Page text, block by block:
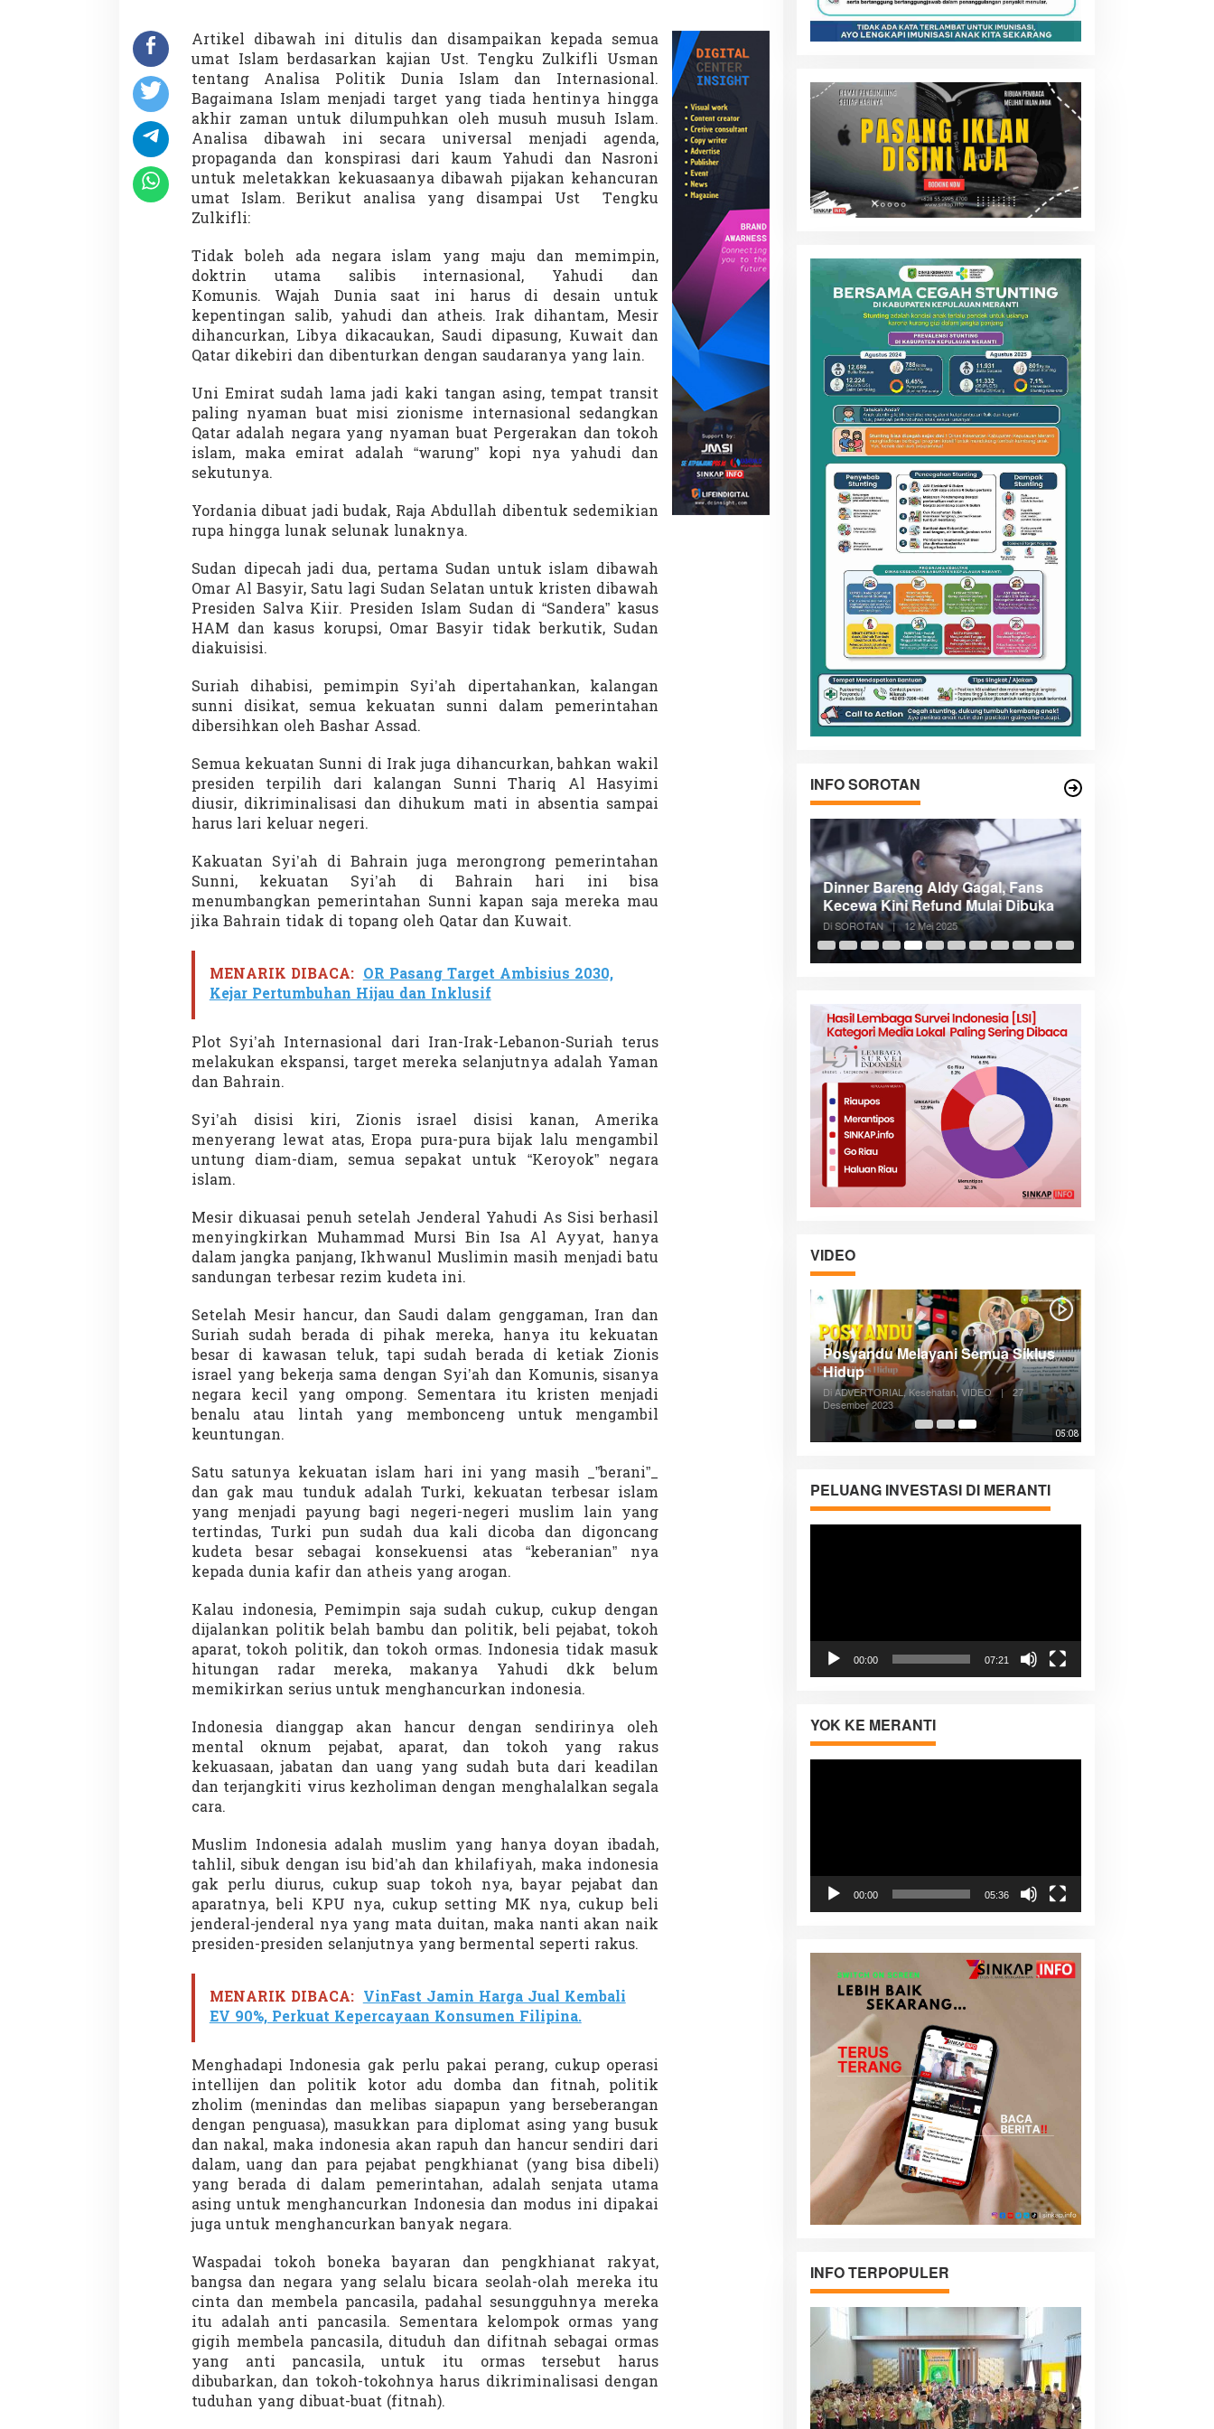
y
o
r
i
t
a
s
P
e
n
d
u
k
n
g
B
e
a
g
a
m
a
I
l
a
m
Artikel dibawah ini ditulis dan disampaikan kepada semua
umat Islam berdasarkan kajian Ust. Tengku Zulkifli Usman
tentang Analisa Politik Dunia Islam dan Internasional.
Bagaimana Islam menjadi target yang tiada hentinya hingga
akhir zaman untuk dilumpuhkan oleh musuh musuh Islam.
Analisa dibawah ini secara universal menjadi agenda,
propaganda dan konspirasi dari kaum Yahudi dan Nasroni
untuk meletakkan kekuasaanya dibawah pijakan kehancuran
umat Islam. Berikut analisa yang disampai Ust Tengku
Zulkifli:
Tidak boleh ada negara islam yang maju dan memimpin,
doktrin utama salibis internasional, Yahudi dan
Komunis. Wajah Dunia saat ini harus di desain untuk
kepentingan salib, yahudi dan atheis. Irak dihantam, Mesir
dihancurkan, Libya dikacaukan, Saudi dipasung, Kuwait dan
Qatar dikebiri dan dibenturkan dengan saudaranya yang lain.
Uni Emirat sudah lama jadi kaki tangan asing, tempat transit
paling nyaman buat misi zionisme internasional sedangkan
Qatar adalah negara yang nyaman buat Pergerakan dan tokoh
islam, maka emirat adalah “warung” kopi nya yahudi dan
sekutunya.
Yordania dibuat jadi budak, Raja Abdullah dibentuk sedemikian
rupa hingga lunak selunak lunaknya.
Sudan dipecah jadi dua, pertama Sudan untuk islam dibawah
Omar Al Basyir, Satu lagi Sudan Selatan untuk kristen dibawah
Presiden Salva Kiir. Presiden Islam Sudan di “Sandera” kasus
HAM dan kasus korupsi, Omar Basyir tidak berkutik, Sudan
diakuisisi.
Suriah dihabisi, pemimpin Syi’ah dipertahankan, kalangan
sunni disikat, semua kekuatan sunni dalam pemerintahan
dibersihkan oleh Bashar Assad.
Semua kekuatan Sunni di Irak juga dihancurkan, bahkan wakil
presiden terpilih dari kalangan Sunni Thariq Al Hasyimi
diusir, dikriminalisasi dan dihukum mati in absentia sampai
harus lari keluar negeri.
Kakuatan Syi’ah di Bahrain juga merongrong pemerintahan
Sunni, kekuatan Syi’ah di Bahrain hari ini bisa
menumbangkan pemerintahan Sunni kapan saja mereka mau
jika Bahrain tidak di topang oleh Qatar dan Kuwait.
MENARIK DIBACA: OR Pasang Target Ambisius 2030,
Kejar Pertumbuhan Hijau dan Inklusif
Plot Syi’ah Internasional dari Iran-Irak-Lebanon-Suriah terus
melakukan ekspansi, target mereka selanjutnya adalah Yaman
dan Bahrain.
Syi’ah disisi kiri, Zionis israel disisi kanan, Amerika
menyerang lewat atas, Eropa pura-pura bijak lalu mengambil
untung diam-diam, semua sepakat untuk “Keroyok” negara
islam.
Mesir dikuasai penuh setelah Jenderal Yahudi As Sisi berhasil
menyingkirkan Muhammad Mursi Bin Isa Al Ayyat, hanya
dalam jangka panjang, Ikhwanul Muslimin masih menjadi batu
sandungan terbesar rezim kudeta ini.
Setelah Mesir hancur, dan Saudi dalam genggaman, Iran dan
Suriah sudah berada di pihak mereka, hanya itu kekuatan
besar di kawasan teluk, tapi sudah berada di ketiak Zionis
israel yang bekerja sama dengan Syi’ah dan Komunis, sisanya
negara kecil yang ompong. Sementara itu kristen menjadi
benalu atau lintah yang membonceng untuk mengambil
keuntungan.
Satu satunya kekuatan islam hari ini yang masih _”berani”_
dan gak mau tunduk adalah Turki, kekuatan terbesar islam
yang menjadi payung bagi negeri-negeri muslim lain yang
tertindas, Turki pun sudah dua kali dicoba dan digoncang
kudeta besar sebagai konsekuensi atas “keberanian” nya
kepada dunia kafir dan atheis yang arogan.
Kalau indonesia, Pemimpin saja sudah cukup, cukup dengan
dijalankan politik belah bambu dan politik, beli pejabat, tokoh
aparat, tokoh politik, dan tokoh ormas. Indonesia tidak masuk
hitungan radar mereka, makanya Yahudi dkk belum
memikirkan serius untuk menghancurkan indonesia.
Indonesia dianggap akan hancur dengan sendirinya oleh
mental oknum pejabat, aparat, dan tokoh yang rakus
kekuasaan, jabatan dan uang yang sudah buta dari keadilan
dan terjangkiti virus kezholiman dengan menghalalkan segala
cara.
Muslim Indonesia adalah muslim yang hanya doyan ibadah,
tahlil, sibuk dengan isu bid’ah dan khilafiyah, maka indonesia
gak perlu diurus, cukup suap tokoh nya, bayar pejabat dan
aparatnya, beli KPU nya, cukup setting MK nya, cukup beli
jenderal-jenderal nya yang mata duitan, maka nanti akan naik
presiden-presiden selanjutnya yang bermental seperti rakus.
MENARIK DIBACA: VinFast Jamin Harga Jual Kembali
EV 90%, Perkuat Kepercayaan Konsumen Filipina.
Menghadapi Indonesia gak perlu pakai perang, cukup operasi
intellijen dan politik kotor adu domba dan fitnah, politik
zholim (menindas dan melibas siapapun yang berseberangan
dengan penguasa), masukkan para diplomat asing yang busuk
dan nakal, maka indonesia akan rapuh dan hancur sendiri dari
dalam, uang dan para pejabat pengkhianat (yang bisa dibeli)
yang berada di dalam pemerintahan, adalah senjata utama
asing untuk menghancurkan Indonesia dan modus ini dipakai
juga untuk menghancurkan banyak negara.
Waspadai tokoh boneka bayaran dan pengkhianat rakyat,
bangsa dan negara yang selalu bicara seolah-olah mereka itu
cinta dan membela pancasila, padahal sesungguhnya mereka
itu adalah anti pancasila. Sementara kelompok ormas yang
gigih membela pancasila, dituduh dan difitnah sebagai ormas
yang anti pancasila, untuk itu ormas tersebut harus
dibubarkan, dan tokoh-tokohnya harus dikriminalisasi dengan
tuduhan yang dibuat-buat (fitnah).
INFO SOROTAN
Demonstrasi Gen-Z Guncang
Nepal, PM Mundur Mendadak
Setelah Gedung Parlemen Dibakar
12 September 2025
Menteri Nusron: Patok Batas Tanah
Cegah Konflik dan Dukung
Penataan Ruang
Di NASIONAL, SOROTAN | 8 Agustus 2025
Rekognisi Sejarah Kerajaan Siak
dan Harapan Daerah Istimewa Riau
Di KOLOM, Opini, SOROTAN
Dinner Bareng Aldy Gagal, Fans
Kecewa Kini Refund Mulai Dibuka
Di SOROTAN | 12 Mei 2025
VIDEO
Partisipasi Pemuda dalam
Pelayanan Sukarela Internasional
Diadakan di Nanjing
Di GLOBAL, VIDEO | 18 Januari 2024
Eksplore Meranti – Yok ke Meranti
Di Budaya, NASIONAL, VIDEO, Wisata
2024
05:08
Posyandu Melayani Semua Siklus
Hidup
Di ADVERTORIAL, Kesehatan, VIDEO |
27
Desember 2023
PELUANG INVESTASI DI MERANTI
00:00 07:21
YOK KE MERANTI
00:00 05:36
INFO TERPOPULER